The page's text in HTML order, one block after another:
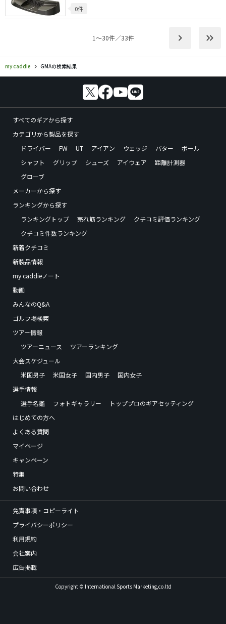
0件
1〜30件／33件 keyboard_arrow_right keyboard_double_arrow_right
my caddie GMAの検索結果
すべてのギアから探す
カテゴリから製品を探す
ドライバー
FW UT アイアン ウェッジ パター
ボール
シャフト
グリップ シューズ アイウェア
距離計測器
グローブ
メーカーから探す
ランキングから探す
ランキングトップ
売れ筋ランキング
クチコミ評価ランキング
クチコミ件数ランキング
新着クチコミ
新製品情報
my caddieノート
動画
みんなのQ&A
ゴルフ場検索
ツアー情報
ツアーニュース
ツアーランキング
大会スケジュール
米国男子
米国女子 国内男子
国内女子
選手情報
選手名鑑
フォトギャラリー
トッププロのギアセッティング
はじめての方へ
よくある質問
マイページ
キャンペーン
特集
お問い合わせ
免責事項・コピーライト
プライバシーポリシー
利用規約
会社案内
広告掲載
Copyright © International Sports Marketing,co.ltd